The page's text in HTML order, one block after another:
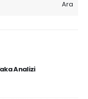
Ara
Analizi